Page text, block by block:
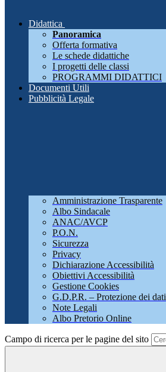
Didattica
Panoramica
Offerta formativa
Le schede didattiche
I progetti delle classi
PROGRAMMI DIDATTICI
Documenti Utili
Pubblicità Legale
Amministrazione Trasparente
Albo Sindacale
ANAC/AVCP
P.O.N.
Sicurezza
Privacy
Dichiarazione Accessibilità
Obiettivi Accessibilità
Gestione Cookies
G.D.P.R. – Protezione dei dati
Note Legali
Albo Pretorio Online
Campo di ricerca per le pagine del sito